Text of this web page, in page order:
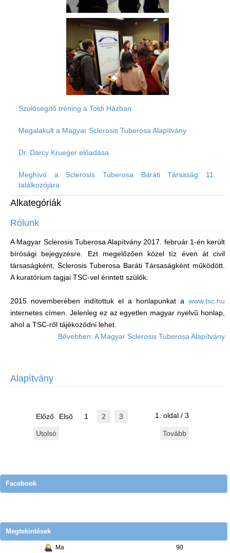
Szülősegítő tréning a Toldi Házban
Megalakult a Magyar Sclerosis Tuberosa Alapítvány
Dr. Darcy Krueger előadása
Meghívó a Sclerosis Tuberosa Baráti Társaság 11.
találkozójára
Alkategóriák
Rólunk
A Magyar Sclerosis Tuberosa Alapítvány 2017. február 1-én került
bírósági bejegyzésre. Ezt megelőzően közel tíz éven át civil
társaságként, Sclerosis Tuberosa Baráti Társaságként működött.
A kuratórium tagjai TSC-vel érintett szülők.
2015 novemberében indítottuk el a honlapunkat a www.tsc.hu
internetes címen. Jelenleg ez az egyetlen magyar nyelvű honlap,
ahol a TSC-ről tájékozódni lehet.
Bővebben: A Magyar Sclerosis Tuberosa Alapítvány
Alapítvány
1. oldal / 3
Első
Előző 1 2 3
Tovább
Utolsó
Facebook
Megtekintések
Ma 90